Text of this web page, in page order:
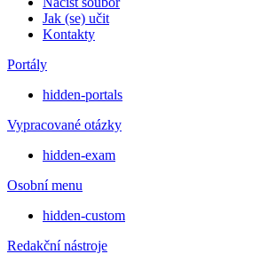
Jak (se) učit
Kontakty
Portály
hidden-portals
Vypracované otázky
hidden-exam
Osobní menu
hidden-custom
Redakční nástroje